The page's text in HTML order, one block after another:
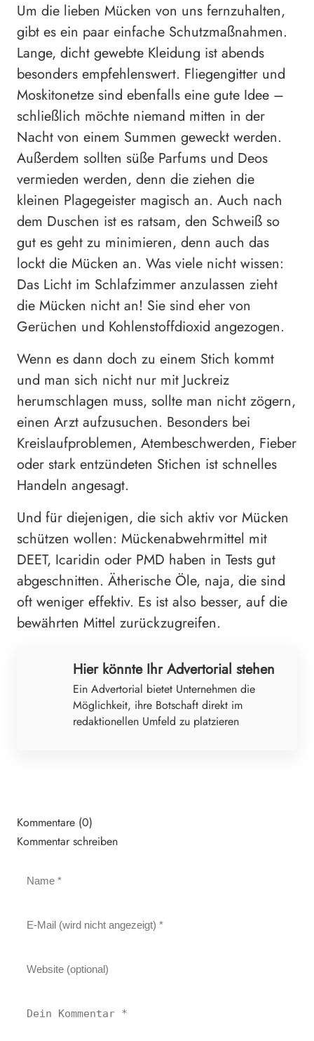
Um die lieben Mücken von uns fernzuhalten,
gibt es ein paar einfache Schutzmaßnahmen.
Lange, dicht gewebte Kleidung ist abends
besonders empfehlenswert. Fliegengitter und
Moskitonetze sind ebenfalls eine gute Idee –
schließlich möchte niemand mitten in der
Nacht von einem Summen geweckt werden.
Außerdem sollten süße Parfums und Deos
vermieden werden, denn die ziehen die
kleinen Plagegeister magisch an. Auch nach
dem Duschen ist es ratsam, den Schweiß so
gut es geht zu minimieren, denn auch das
lockt die Mücken an. Was viele nicht wissen:
Das Licht im Schlafzimmer anzulassen zieht
die Mücken nicht an! Sie sind eher von
Gerüchen und Kohlenstoffdioxid angezogen.
Wenn es dann doch zu einem Stich kommt
und man sich nicht nur mit Juckreiz
herumschlagen muss, sollte man nicht zögern,
einen Arzt aufzusuchen. Besonders bei
Kreislaufproblemen, Atembeschwerden, Fieber
oder stark entzündeten Stichen ist schnelles
Handeln angesagt.
Und für diejenigen, die sich aktiv vor Mücken
schützen wollen: Mückenabwehrmittel mit
DEET, Icaridin oder PMD haben in Tests gut
abgeschnitten. Ätherische Öle, naja, die sind
oft weniger effektiv. Es ist also besser, auf die
bewährten Mittel zurückzugreifen.
Hier könnte Ihr Advertorial stehen
Ein Advertorial bietet Unternehmen die
Möglichkeit, ihre Botschaft direkt im
redaktionellen Umfeld zu platzieren
Kommentare (0)
Kommentar schreiben